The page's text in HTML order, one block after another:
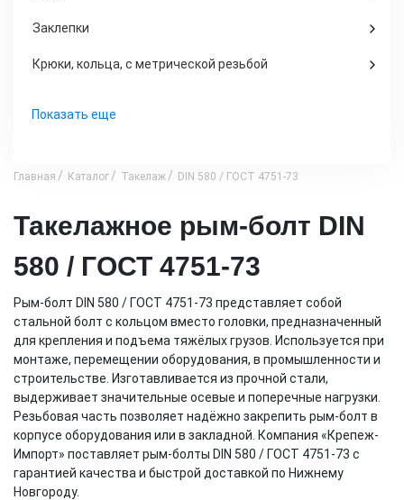
Заклепки
Крюки, кольца, с метрической резьбой
Показать еще
Главная Каталог Такелаж DIN 580 / ГОСТ 4751-73
Такелажное рым-болт DIN
580 / ГОСТ 4751-73
Рым-болт DIN 580 / ГОСТ 4751-73 представляет собой
стальной болт с кольцом вместо головки, предназначенный
для крепления и подъема тяжёлых грузов. Используется при
монтаже, перемещении оборудования, в промышленности и
строительстве. Изготавливается из прочной стали,
выдерживает значительные осевые и поперечные нагрузки.
Резьбовая часть позволяет надёжно закрепить рым-болт в
корпусе оборудования или в закладной. Компания «Крепеж-
Импорт» поставляет рым-болты DIN 580 / ГОСТ 4751-73 с
гарантией качества и быстрой доставкой по Нижнему
Новгороду.